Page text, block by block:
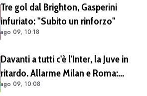
Tre gol dal Brighton, Gasperini
infuriato: "Subito un rinforzo"
ago 09, 10:18
Davanti a tutti c'è l'Inter, la Juve in
ritardo. Allarme Milan e Roma:
Endrick va preso subito
ago 09, 10:08